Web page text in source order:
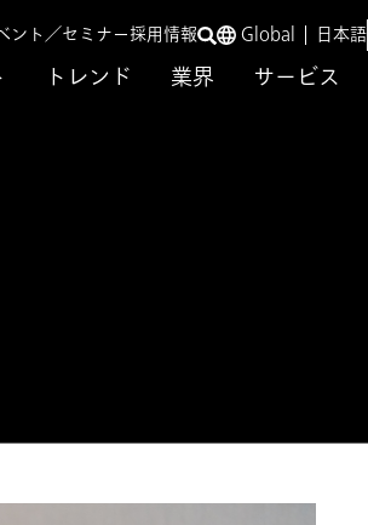
トレンド 業界 サービス
ント／セミナー採用情報 Global 日本語